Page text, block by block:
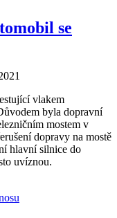
se
vlakem
byla dopravní
mostem v
dopravy na mostě
hlavní silnice do
uvíznou.